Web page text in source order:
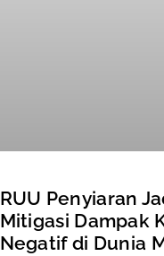
RUU Penyiaran
Mitigasi Dampak
Negatif di Dunia